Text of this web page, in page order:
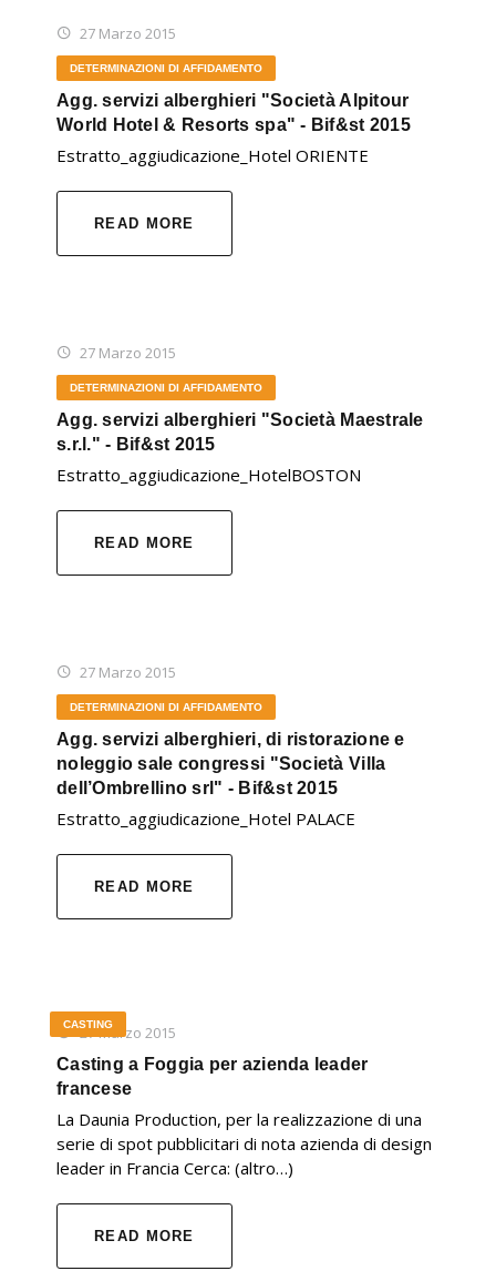
27 Marzo 2015
DETERMINAZIONI DI AFFIDAMENTO
Agg. servizi alberghieri "Società Alpitour
World Hotel & Resorts spa" - Bif&st 2015
Estratto_aggiudicazione_Hotel ORIENTE
READ MORE
27 Marzo 2015
DETERMINAZIONI DI AFFIDAMENTO
Agg. servizi alberghieri "Società Maestrale
s.r.l." - Bif&st 2015
Estratto_aggiudicazione_HotelBOSTON
READ MORE
27 Marzo 2015
DETERMINAZIONI DI AFFIDAMENTO
Agg. servizi alberghieri, di ristorazione e
noleggio sale congressi "Società Villa
dell’Ombrellino srl" - Bif&st 2015
Estratto_aggiudicazione_Hotel PALACE
READ MORE
27 Marzo 2015
CASTING
Casting a Foggia per azienda leader
francese
La Daunia Production, per la realizzazione di una
serie di spot pubblicitari di nota azienda di design
leader in Francia Cerca: (altro…)
READ MORE